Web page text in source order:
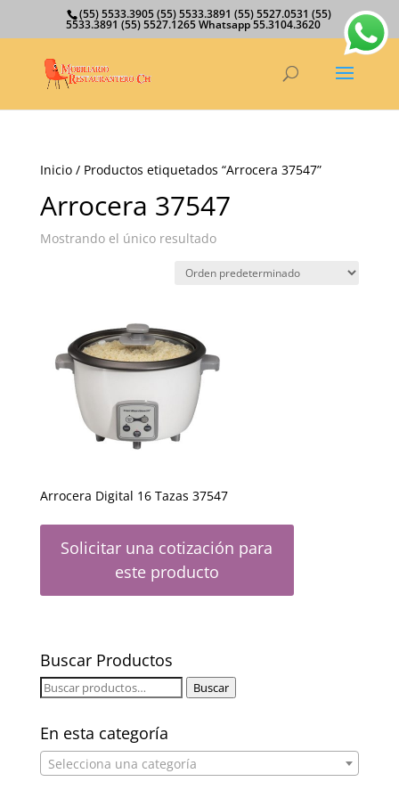
(55) 5533.3905 (55) 5533.3891 (55) 5527.0531 (55)
5533.3891 (55) 5527.1265 Whatsapp 55.3104.3620
Inicio/ Productos etiquetados “Arrocera 37547”
Arrocera 37547
Mostrando el único resultado
Arrocera Digital 16 Tazas 37547
Solicitar una cotización para
este producto
Buscar Productos
Buscar
Buscar
En esta categoría
Selecciona una categoría